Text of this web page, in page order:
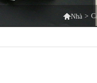
Nhà >